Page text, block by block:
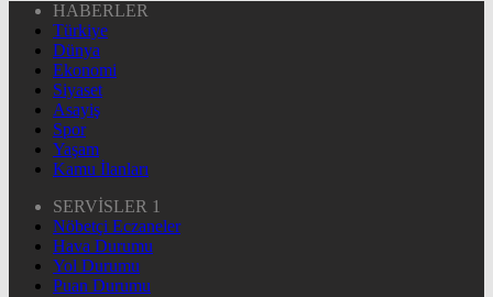
HABERLER
Türkiye
Dünya
Ekonomi
Siyaset
Asayiş
Spor
Yaşam
Kamu İlanları
SERVİSLER 1
Nöbetçi Eczaneler
Hava Durumu
Yol Durumu
Puan Durumu